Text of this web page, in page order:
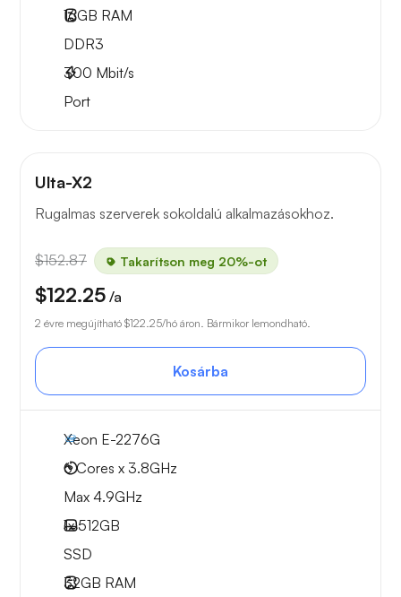
16GB RAM
DDR3
300 Mbit/s
Port
Ulta-X2
Rugalmas szerverek sokoldalú alkalmazásokhoz.
$152.87 Takarítson meg 20%-ot
$122.25 /a
2 évre megújítható $122.25/hó áron. Bármikor lemondható.
Kosárba
Xeon E-2276G
6 Cores x 3.8GHz
Max 4.9GHz
1x512GB
SSD
32GB RAM